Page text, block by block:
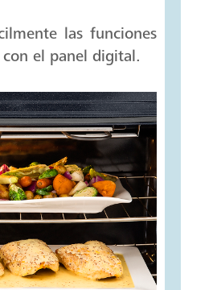
las funciones
el panel digital.